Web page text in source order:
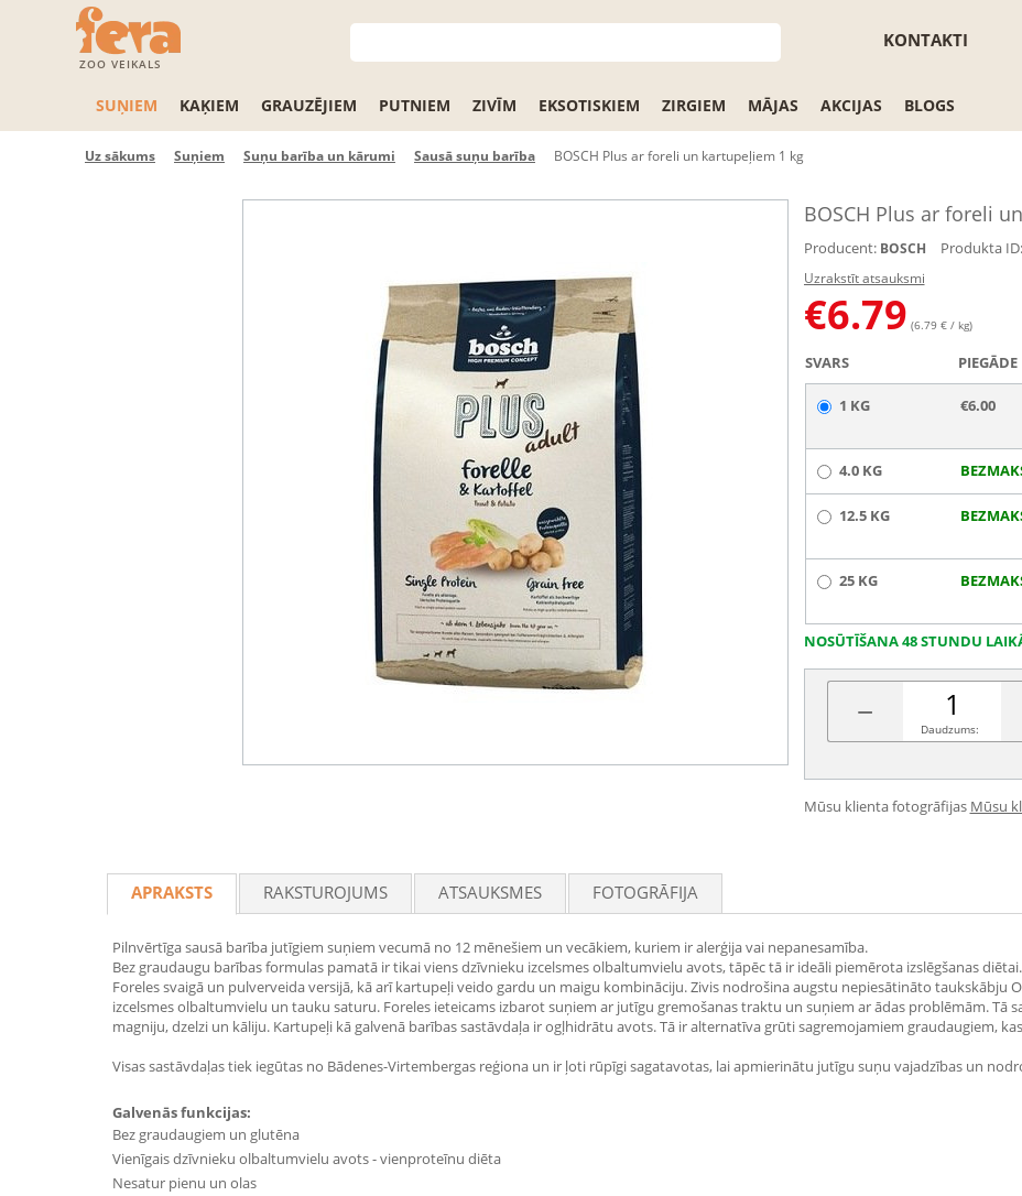
ZOO VEIKALS
KONTAKTI
SUŅIEM KAĶIEM GRAUZĒJIEM PUTNIEM ZIVĪM EKSOTISKIEM ZIRGIEM MĀJAS AKCIJAS BLOGS
Uz sākums Suņiem Suņu barība un kārumi Sausā suņu barība BOSCH Plus ar foreli un kartupeļiem 1 kg
BOSCH Plus ar foreli
Producent: BOSCH Produkta ID:
Uzrakstīt atsauksmi
€6.79 (6.79 € / kg)
SVARS PIEGĀDE
1 KG €6.00
4.0 KG
12.5 KG
25 KG
NOSŪTĪŠANA 48 STUNDU
− Daudzums:
Mūsu klienta fotogrāfijas Mūsu
APRAKSTS RAKSTUROJUMS ATSAUKSMES FOTOGRĀFIJA
Pilnvērtīga sausā barība jutīgiem suņiem vecumā no 12 mēnešiem un vecākiem, kuriem ir alerģija vai nepanesamība.
Bez graudaugu barības formulas pamatā ir tikai viens dzīvnieku izcelsmes olbaltumvielu avots, tāpēc tā ir ideāli piemērota izslēgšanas
Foreles svaigā un pulverveida versijā, kā arī kartupeļi veido gardu un maigu kombināciju. Zivis nodrošina augstu nepiesātināto taukskābju
izcelsmes olbaltumvielu un tauku saturu. Foreles ieteicams izbarot suņiem ar jutīgu gremošanas traktu un suņiem ar ādas problēmām. Tā
magniju, dzelzi un kāliju. Kartupeļi kā galvenā barības sastāvdaļa ir ogļhidrātu avots. Tā ir alternatīva grūti sagremojamiem graudaugiem,
Visas sastāvdaļas tiek iegūtas no Bādenes-Virtembergas reģiona un ir ļoti rūpīgi sagatavotas, lai apmierinātu jutīgu suņu vajadzības un
Galvenās funkcijas:
Bez graudaugiem un glutēna
Vienīgais dzīvnieku olbaltumvielu avots - vienproteīnu diēta
Nesatur pienu un olas